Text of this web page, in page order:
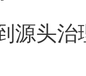
头治